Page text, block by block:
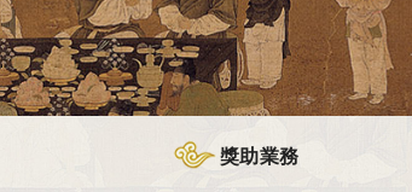
獎助業務